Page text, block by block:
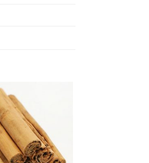
Αγαπημένων